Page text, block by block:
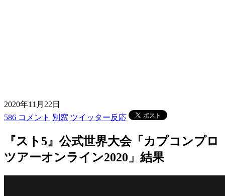
2020年11月22日
586 コメント 別窓 ツイッター反応
『スト5』公式世界大会「カプコンプロ
ツアーオンライン2020」結果